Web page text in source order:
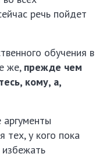
речь пойдет
обучения в
же, прежде чем
кому, а,
тех, у кого пока